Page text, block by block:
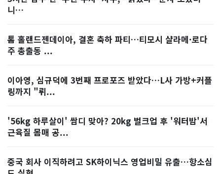
니…
톰 홀랜드젠데이아, 결혼 축하 파티…티모시 샬라메·로다
주 총출동 ...
이아영, 심규덕에 3번째 프로포즈 받았다…L사 가방+커플
링까지 "뤼...
'56kg 하루살이' 쌈디 맞아? 20kg 벌크업 후 '워터밤'서
근육질 몸매 공...
중국 회사 이직하려고 SK하이닉스 영업비밀 유출…항소심